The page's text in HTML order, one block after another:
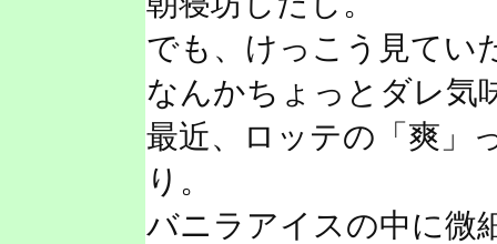
でも、けっこう見てい
なんかちょっとダレ気
最近、ロッテの「爽」
り。
バニラアイスの中に微